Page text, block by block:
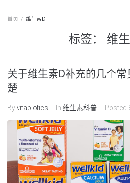
首页 / 维生素D
标签： 维
关于维生素D补充的几个
楚
Byvitabiotics In 维生素科普 Posted